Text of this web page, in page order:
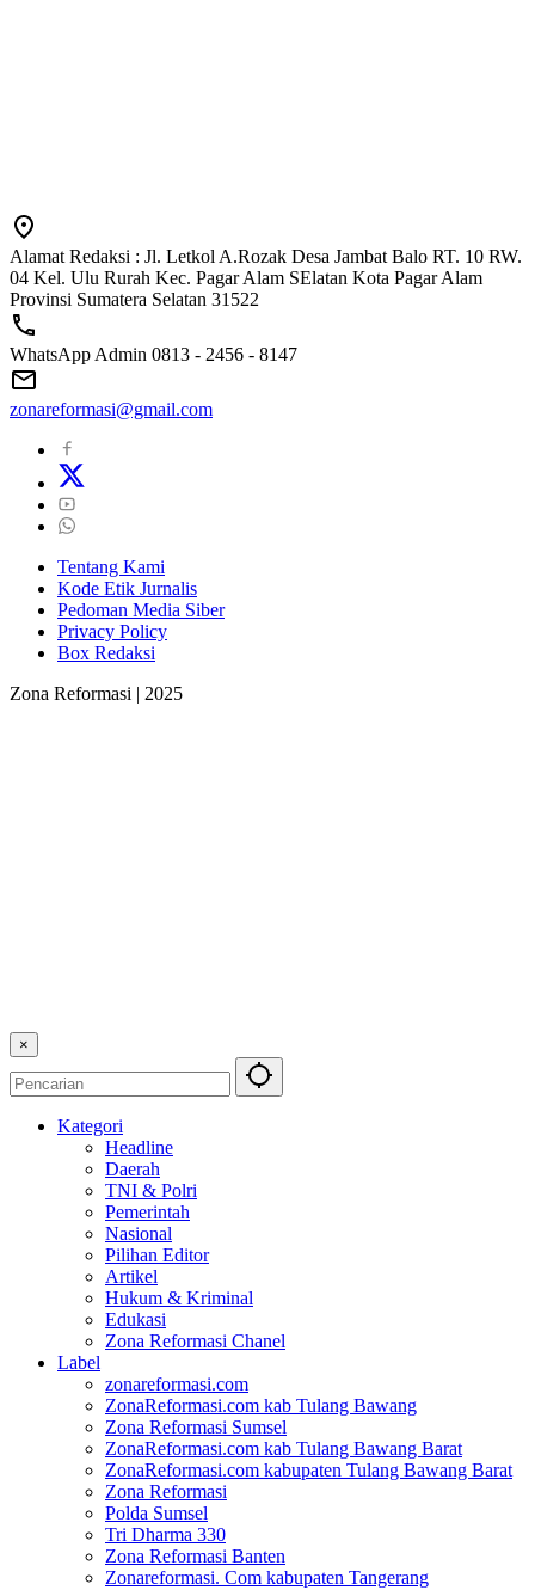
Alamat Redaksi : Jl. Letkol A.Rozak Desa Jambat Balo RT. 10 RW.
04 Kel. Ulu Rurah Kec. Pagar Alam SElatan Kota Pagar Alam
Provinsi Sumatera Selatan 31522
WhatsApp Admin 0813 - 2456 - 8147
zonareformasi@gmail.com
Tentang Kami
Kode Etik Jurnalis
Pedoman Media Siber
Privacy Policy
Box Redaksi
Zona Reformasi | 2025
×
Kategori
Headline
Daerah
TNI & Polri
Pemerintah
Nasional
Pilihan Editor
Artikel
Hukum & Kriminal
Edukasi
Zona Reformasi Chanel
Label
zonareformasi.com
ZonaReformasi.com kab Tulang Bawang
Zona Reformasi Sumsel
ZonaReformasi.com kab Tulang Bawang Barat
ZonaReformasi.com kabupaten Tulang Bawang Barat
Zona Reformasi
Polda Sumsel
Tri Dharma 330
Zona Reformasi Banten
Zonareformasi. Com kabupaten Tangerang